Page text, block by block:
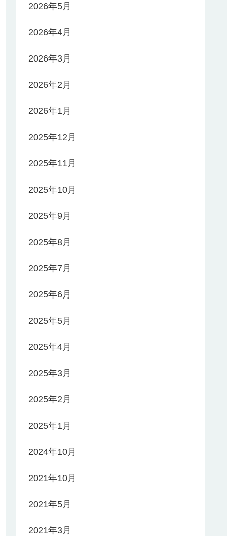
2026年5月
2026年4月
2026年3月
2026年2月
2026年1月
2025年12月
2025年11月
2025年10月
2025年9月
2025年8月
2025年7月
2025年6月
2025年5月
2025年4月
2025年3月
2025年2月
2025年1月
2024年10月
2021年10月
2021年5月
2021年3月